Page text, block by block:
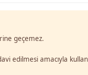
geçemez.
edilmesi amacıyla